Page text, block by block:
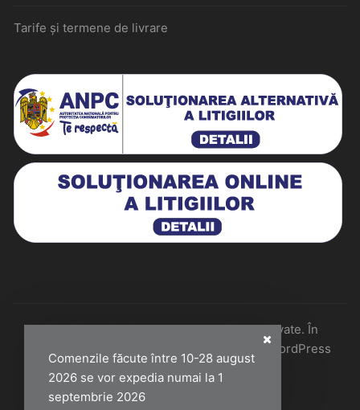
Comenzile făcute între 10-28 august
2026 se vor expedia numai la 1
septembrie 2026
Tarife și termene de livrare
Historiarum 2026 - Toate drepturile rezervate. În
colaborare cu Perfect Pixel & Mentenanță WordPress